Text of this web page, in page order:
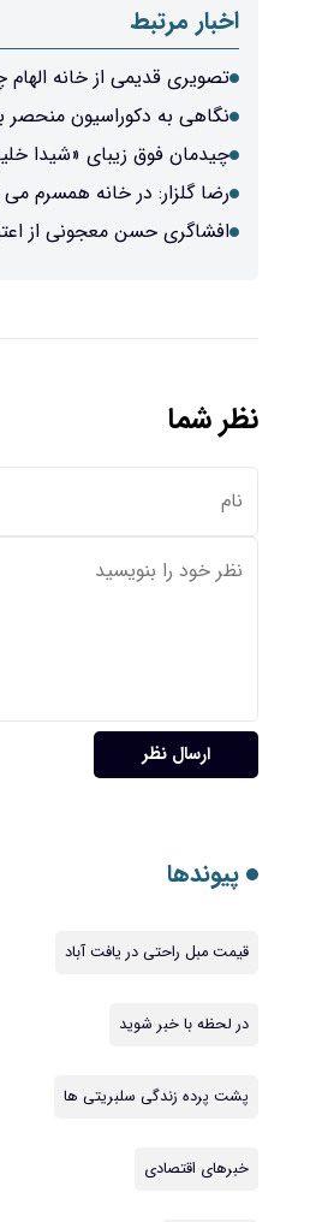
اخبار مرتبط
تصویری قدیمی از خانه
نگاهی به دکوراسیون
چیدمان فوق زیبای «شیدا
رضا گلزار: در خانه همسرم
افشاگری حسن معجونی از
نظر شما
ارسال نظر
پیوندها
قیمت مبل راحتی در یافت آباد
در لحظه با خبر شوید
پشت پرده زندگی سلبریتی ها
خبرهای اقتصادی